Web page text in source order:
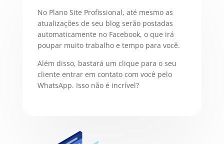
No Plano Site Profissional, até mesmo as
atualizações de seu blog serão postadas
automaticamente no Facebook, o que irá
poupar muito trabalho e tempo para você.
Além disso, bastará um clique para o seu
cliente entrar em contato com você pelo
WhatsApp. Isso não é incrível?